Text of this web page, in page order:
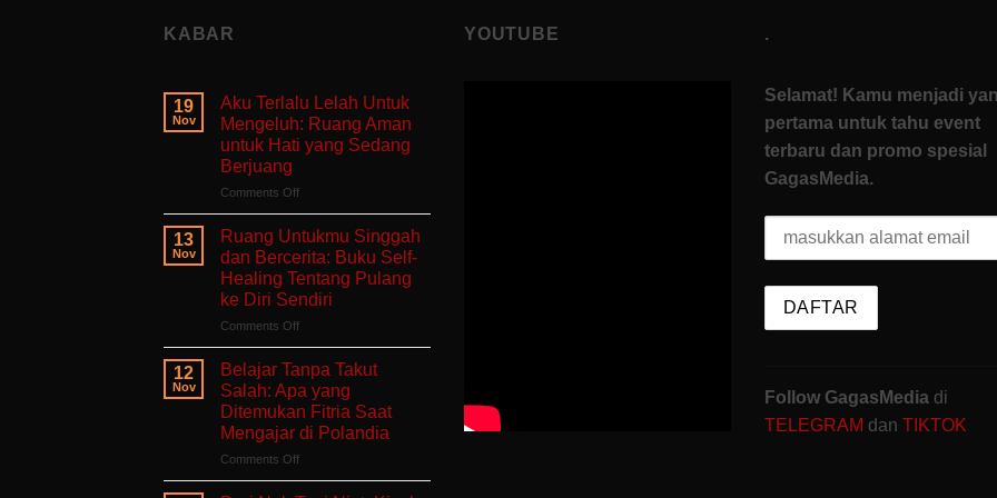
KABAR
19
Nov
Aku Terlalu Lelah Untuk
Mengeluh: Ruang Aman
untuk Hati yang Sedang
Berjuang
Comments Offon
Terlalu
Lelah
Untuk
Mengeluh:
Ruang
Aman
yang
Sedang
Berjuang
13
Nov
Ruang Untukmu Singgah
dan Bercerita: Buku Self-
Healing Tentang Pulang
ke Diri Sendiri
Comments Offon
Untukmu
Singgah
dan
Bercerita:
Buku
Self-
Tentang
12
Nov
Belajar Tanpa Takut
Salah: Apa yang
Ditemukan Fitria Saat
Mengajar di Polandia
Comments Offon
YOUTUBE .
Selamat! Kamu menjadi
pertama untuk tahu event
terbaru dan promo spesial
GagasMedia.
Follow GagasMedia di
TELEGRAM dan TIKTOK